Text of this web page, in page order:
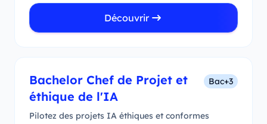
Découvrir
Bachelor Chef de Projet et
éthique de l'IA
Bac+3
Pilotez des projets IA éthiques et conformes